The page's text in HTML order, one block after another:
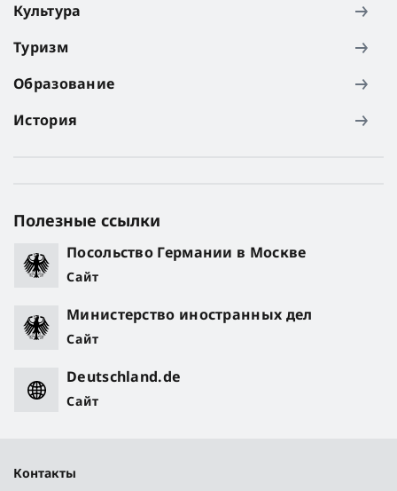
Культура
Туризм
Образование
История
Полезные ссылки
Посольство Германии в Москве
Сайт
Министерство иностранных дел
Сайт
Deutschland.de
Сайт
Контакты